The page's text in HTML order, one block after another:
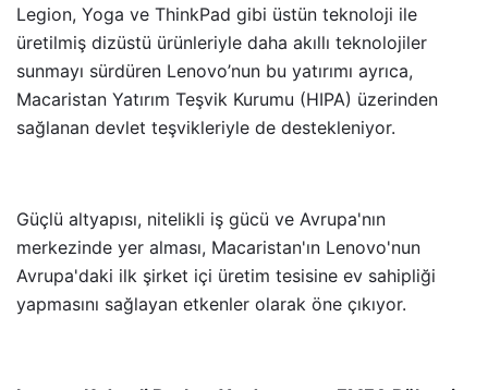
Legion, Yoga ve ThinkPad gibi üstün teknoloji ile
üretilmiş dizüstü ürünleriyle daha akıllı teknolojiler
sunmayı sürdüren Lenovo’nun bu yatırımı ayrıca,
Macaristan Yatırım Teşvik Kurumu (HIPA) üzerinden
sağlanan devlet teşvikleriyle de destekleniyor.
Güçlü altyapısı, nitelikli iş gücü ve Avrupa'nın
merkezinde yer alması, Macaristan'ın Lenovo'nun
Avrupa'daki ilk şirket içi üretim tesisine ev sahipliği
yapmasını sağlayan etkenler olarak öne çıkıyor.